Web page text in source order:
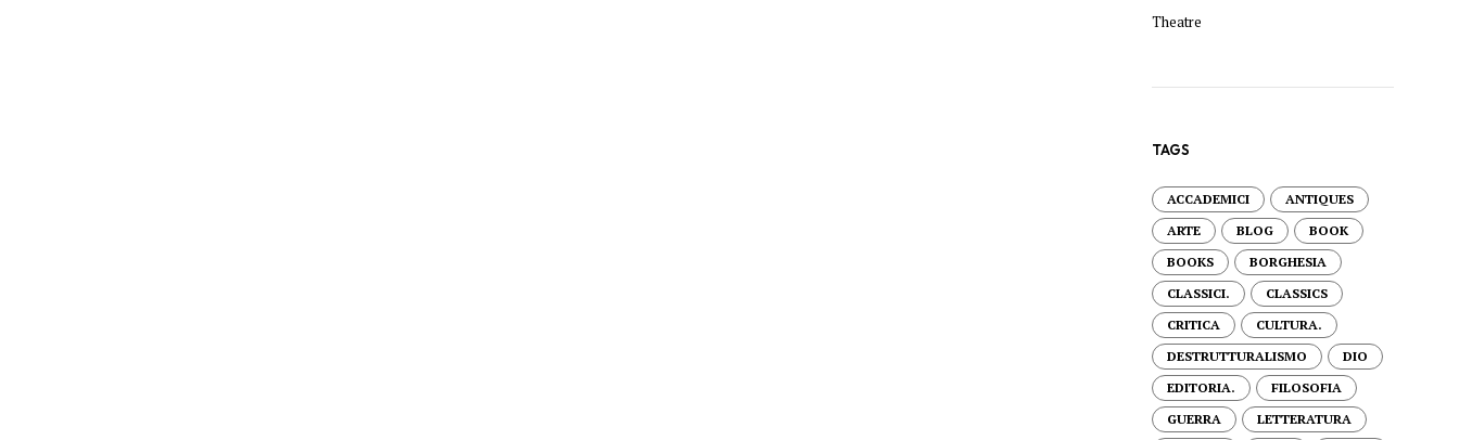
Theatre
TAGS
ACCADEMICI
ANTIQUES
ARTE
BLOG
BOOK
BOOKS
BORGHESIA
CLASSICI.
CLASSICS
CRITICA
CULTURA.
DESTRUTTURALISMO
DIO
EDITORIA.
FILOSOFIA
GUERRA
LETTERATURA